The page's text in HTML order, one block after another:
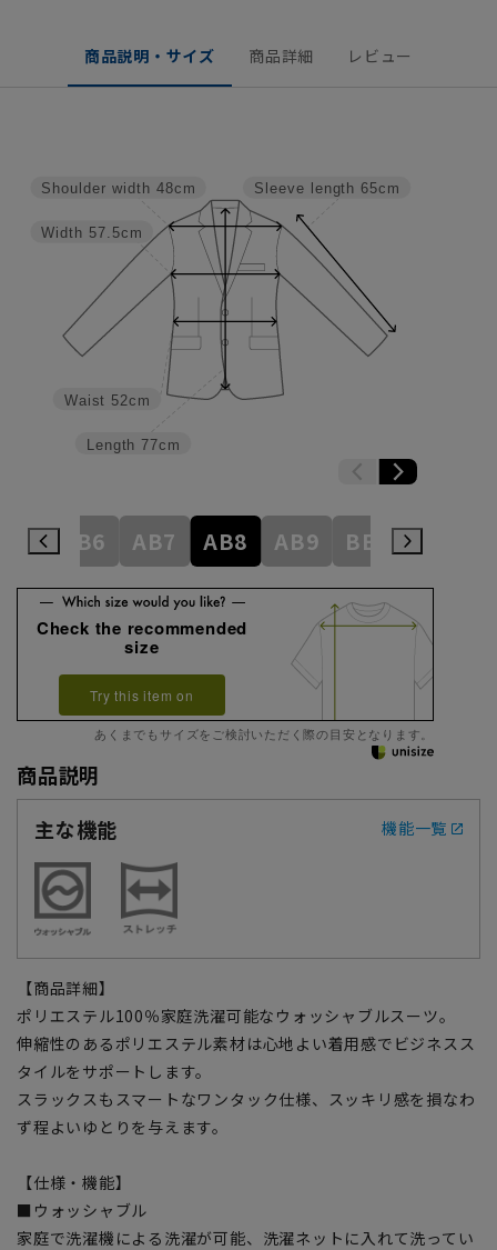
商品説明・サイズ 商品詳細 レビュー
Sleeve length 65cm
Length 77cm
Waist 52cm
Width 57.5cm
Shoulder width 48cm
AB6 AB7 AB8 AB9 BE3 BE4
Check the recommended
size
Try this item on
あくまでもサイズをご検討いただく際の目安となります。
商品説明
主な機能
機能一覧
【商品詳細】
ポリエステル100％家庭洗濯可能なウォッシャブルスーツ。
伸縮性のあるポリエステル素材は心地よい着用感でビジネスス
タイルをサポートします。
スラックスもスマートなワンタック仕様、スッキリ感を損なわ
ず程よいゆとりを与えます。
【仕様・機能】
■ウォッシャブル
家庭で洗濯機による洗濯が可能、洗濯ネットに入れて洗ってい